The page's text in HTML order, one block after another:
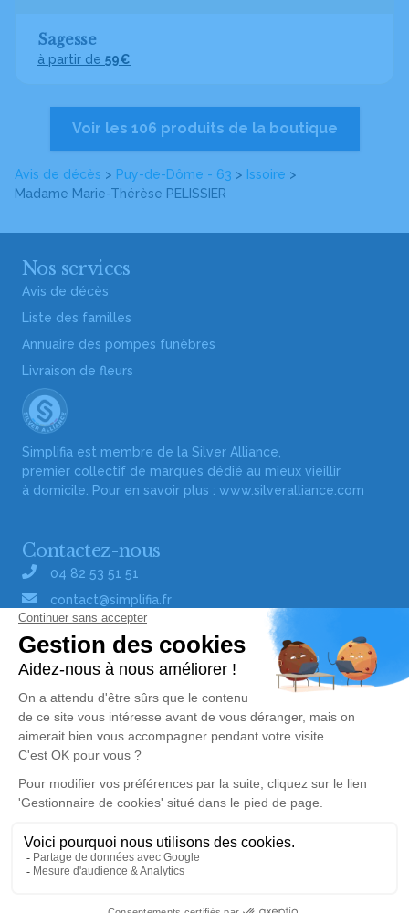
Avis de décès > Puy-de-Dôme - 63 > Issoire >
Madame Marie-Thérèse PELISSIER
Sagesse
à partir de 59€
Voir les 106 produits de la boutique
Nos services
Avis de décès
Liste des familles
Annuaire des pompes funèbres
Livraison de fleurs
Simplifia est membre de la Silver Alliance,
premier collectif de marques dédié au mieux vieillir
à domicile. Pour en savoir plus : www.silveralliance.com
Contactez-nous
04 82 53 51 51
contact@simplifia.fr
Réseaux sociaux
Liens utiles
Publier un avis de décès
Signaler un abus/une erreur
Consultez nos offres d'emploi
Politique de traitement des données